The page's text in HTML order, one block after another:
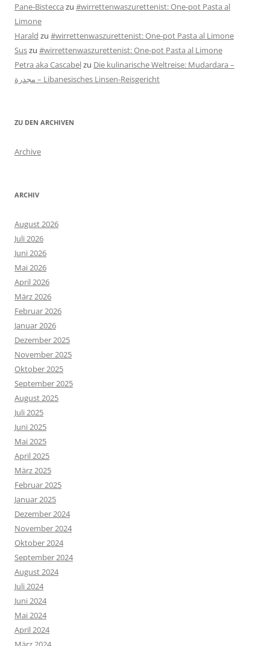
Pane-Bistecca zu #wirrettenwaszurettenist: One-pot Pasta al
Limone
Harald zu #wirrettenwaszurettenist: One-pot Pasta al Limone
Suszu #wirrettenwaszurettenist: One-pot Pasta al Limone
Petra aka Cascabelzu Die kulinarische Weltreise: Mudardara –
مجدرة – Libanesisches Linsen-Reisgericht
ZU DEN ARCHIVEN
Archive
ARCHIV
August 2026
Juli 2026
Juni 2026
Mai 2026
April 2026
März 2026
Februar 2026
Januar 2026
Dezember 2025
November 2025
Oktober 2025
September 2025
August 2025
Juli 2025
Juni 2025
Mai 2025
April 2025
März 2025
Februar 2025
Januar 2025
Dezember 2024
November 2024
Oktober 2024
September 2024
August 2024
Juli 2024
Juni 2024
Mai 2024
April 2024